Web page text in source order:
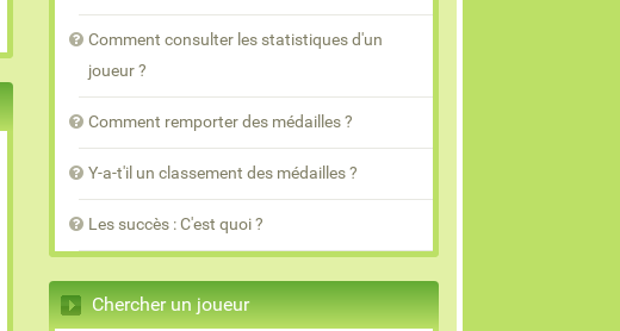
Comment consulter les statistiques d'un
joueur ?
Comment remporter des médailles ?
Y-a-t'il un classement des médailles ?
Les succès : C'est quoi ?
Chercher un joueur